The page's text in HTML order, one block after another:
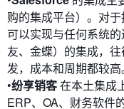
购的集成平台）。对
可以实现与任何系统
友、金蝶）的集成，
发，成本和周期都较高
•纷享销客在本土集成
ERP、OA、财务软件